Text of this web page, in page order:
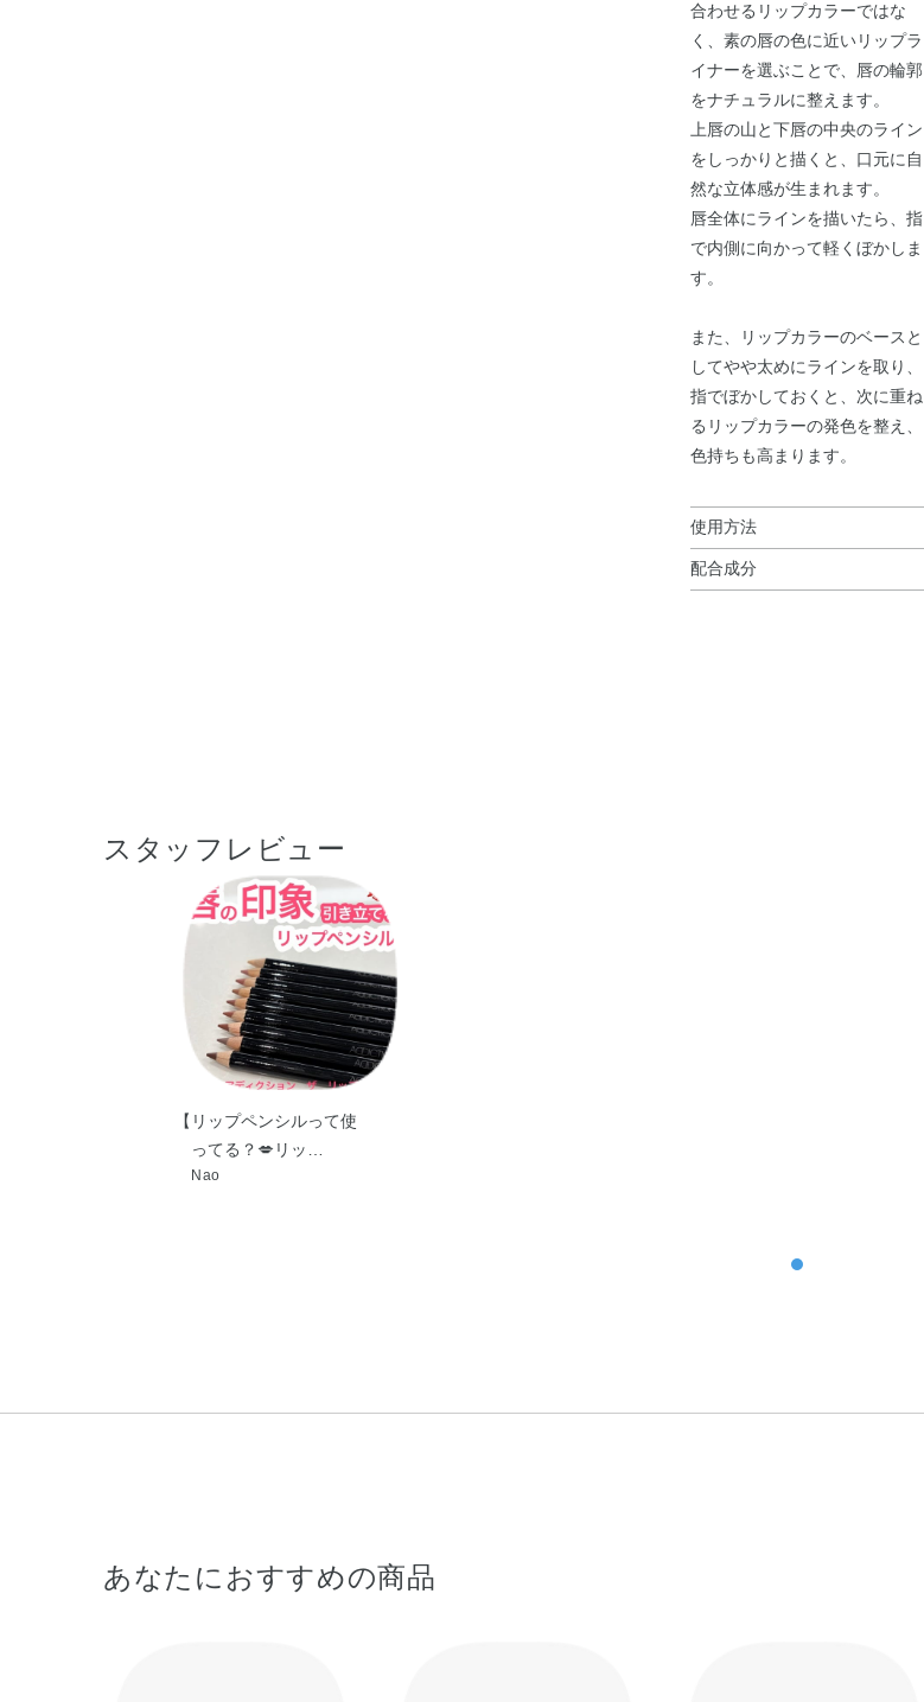
合わせるリップカラーではな
く、素の唇の色に近いリップラ
イナーを選ぶことで、唇の輪郭
をナチュラルに整えます。
上唇の山と下唇の中央のライン
をしっかりと描くと、口元に自
然な立体感が生まれます。
唇全体にラインを描いたら、指
で内側に向かって軽くぼかしま
す。
また、リップカラーのベースと
してやや太めにラインを取り、
指でぼかしておくと、次に重ね
るリップカラーの発色を整え、
色持ちも高まります。
使用方法
使用上の注意
配合成分
スタッフレビュー
【リップペンシルって使
ってる？💋リッ…
Nao
あなたにおすすめの商品